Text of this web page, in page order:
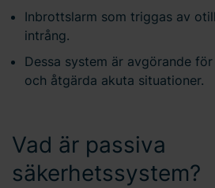
Inbrottslarm som triggas av
intrång.
Dessa system är avgörande
och åtgärda akuta situationer.
Vad är passiva
säkerhetssystem?